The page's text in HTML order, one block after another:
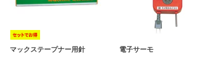
マックステープナー用針 電子サーモ